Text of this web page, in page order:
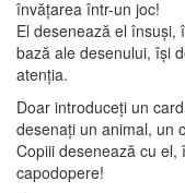
învățarea într-un joc!
El desenează el însuși,
bază ale desenului, își
atenția.
Doar introduceți un
desenați un animal, un
Copiii desenează cu
capodopere!